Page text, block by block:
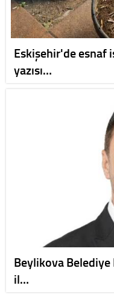
Eskişehir'de esnaf
yazısı…
Beylikova Belediye
il…